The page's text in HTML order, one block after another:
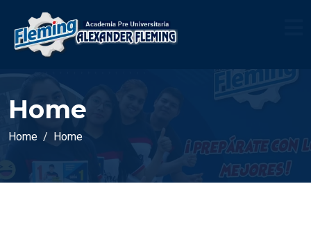
Home
Home Home